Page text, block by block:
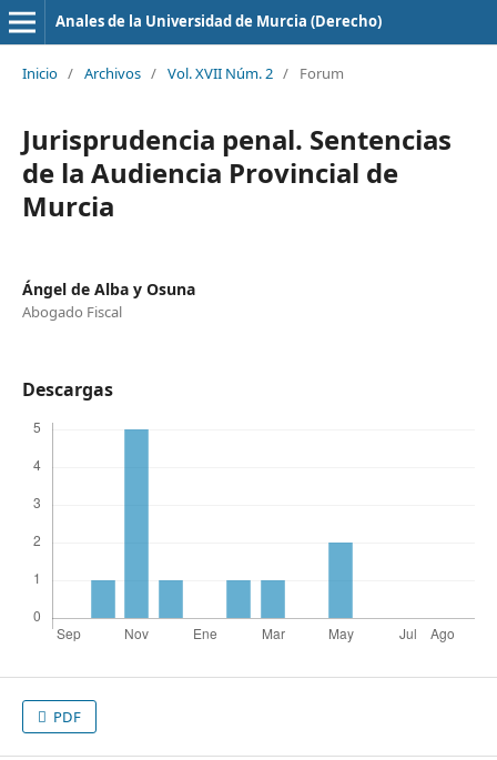
Anales de la Universidad de Murcia (Derecho)
Inicio / Archivos / Vol. XVII Núm. 2 / Forum
Jurisprudencia penal. Sentencias
de la Audiencia Provincial de
Murcia
Ángel de Alba y Osuna
Abogado Fiscal
Descargas
PDF